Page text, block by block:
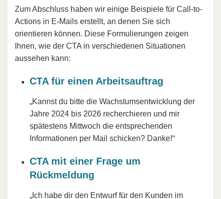
Zum Abschluss haben wir einige Beispiele für Call-to-
Actions in E-Mails erstellt, an denen Sie sich
orientieren können. Diese Formulierungen zeigen
Ihnen, wie der CTA in verschiedenen Situationen
aussehen kann:
CTA für einen Arbeitsauftrag
„Kannst du bitte die Wachstumsentwicklung der
Jahre 2024 bis 2026 recherchieren und mir
spätestens Mittwoch die entsprechenden
Informationen per Mail schicken? Danke!“
CTA mit einer Frage um
Rückmeldung
„Ich habe dir den Entwurf für den Kunden im